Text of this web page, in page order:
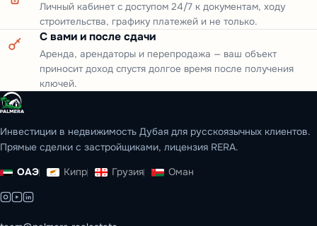
Личный кабинет с доступом 24/7 к документам, ходу
строительства, графику платежей и не только.
С вами и после сдачи
Аренда, арендаторы и перепродажа — ваш объект
приносит доход спустя долгое время после получения
ключей.
Инвестиции в недвижимость Дубая для русскоязычных клиентов.
Прямые сделки с застройщиками, лицензия RERA.
ОАЭ Кипр Грузия Оман